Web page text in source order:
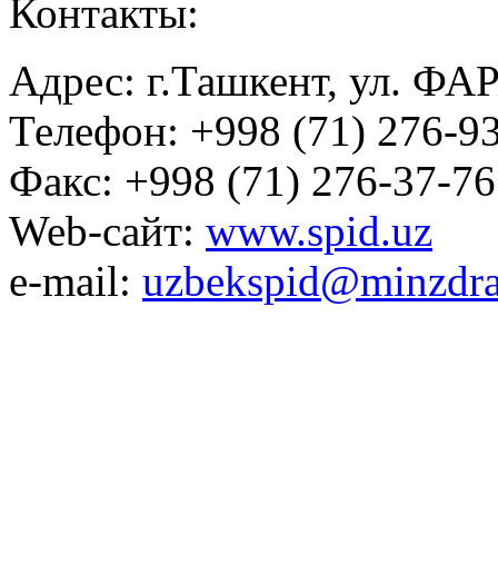
Контакты:
Адрес: г.Ташкент, ул.
Телефон: +998 (71) 276-
Факс: +998 (71) 276-37-76
Web-сайт: www.spid.uz
e-mail: